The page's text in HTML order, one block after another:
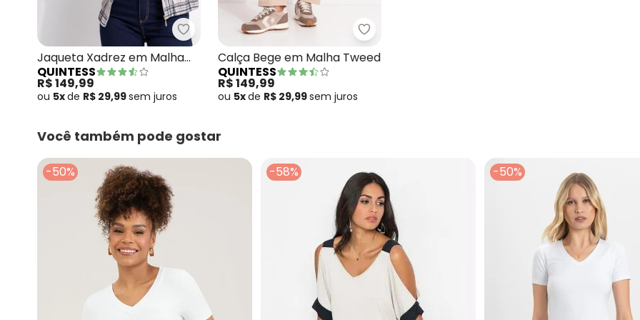
Quintess - Jaqueta Xadrez em Malha Canelada
Jaqueta Xadrez em Malha
Canelada
QUINTESS
R$ 149,99
ou 5xde R$ 29,99sem juros
Quintess - Calça Bege em Malha Tweed
Calça Bege em Malha Tweed
QUINTESS
R$ 149,99
ou 5xde R$ 29,99sem juros
Você também pode gostar
-50% -58% -50%